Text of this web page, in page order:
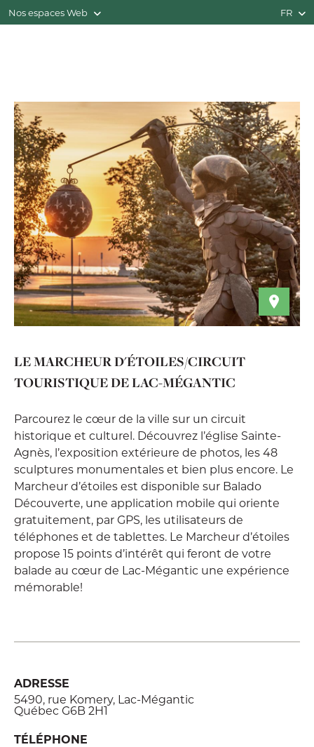
Nos espaces Web FR
LE MARCHEUR D'ÉTOILES/CIRCUIT
TOURISTIQUE DE LAC-MÉGANTIC
Parcourez le cœur de la ville sur un circuit
historique et culturel. Découvrez l’église Sainte-
Agnès, l’exposition extérieure de photos, les 48
sculptures monumentales et bien plus encore. Le
Marcheur d’étoiles est disponible sur Balado
Découverte, une application mobile qui oriente
gratuitement, par GPS, les utilisateurs de
téléphones et de tablettes. Le Marcheur d’étoiles
propose 15 points d’intérêt qui feront de votre
balade au cœur de Lac-Mégantic une expérience
mémorable!
ADRESSE
5490, rue Komery, Lac-Mégantic
Québec G6B 2H1
TÉLÉPHONE